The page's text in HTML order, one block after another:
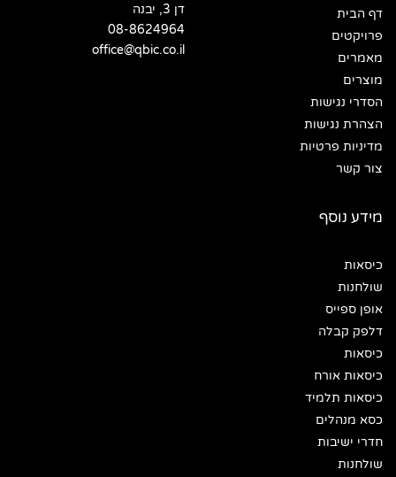
דף הבית
פרויקטים
מאמרים
מוצרים
הסדרי נגישות
הצהרת נגישות
מדיניות פרטיות
צור קשר
מידע נוסף
כיסאות
שולחנות
אופן ספייס
דלפק קבלה
כיסאות
כיסאות אורח
כיסאות תלמיד
כסא מנהלים
חדרי ישיבות
שולחנות
דן 3, יבנה
08-8624964
office@qbic.co.il